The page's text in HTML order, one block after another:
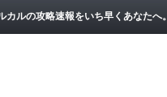
ルの攻略速報をいち早くあなたへ。